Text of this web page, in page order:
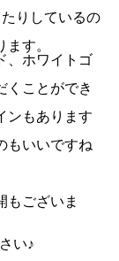
りしているの
す。
、ホワイトゴ
くことができ
ンもあります
もいいですね
もございま
い♪